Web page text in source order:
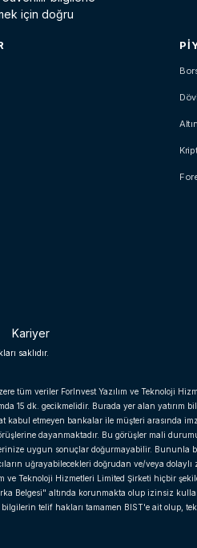
için doğru
Altın
Kariyer
saklıdır.
tüm veriler ForInvest Yazılım ve Teknoloji
15 dk. gecikmelidir. Burada yer alan yatırım
kabul etmeyen bankalar ile müşteri arasında
dayanmaktadır. Bu görüşler mali
uygun sonuçlar doğurmayabilir.
uğrayabilecekleri doğrudan ve/veya
ve Teknoloji Hizmetleri Limited Şirketi hiçbir
Belgesi" altında korunmakta olup izinsiz
telif hakları tamamen BIST'e ait olup,